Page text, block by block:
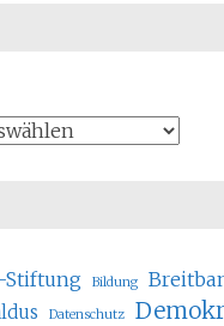
Stiftung Bildung
Datenschutz